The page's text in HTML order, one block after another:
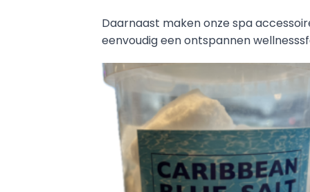
Daarnaast maken onze spa
eenvoudig een ontspannen